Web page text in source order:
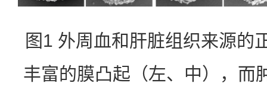
图1 外周血和肝脏组织来源的
丰富的膜凸起（左、中），而